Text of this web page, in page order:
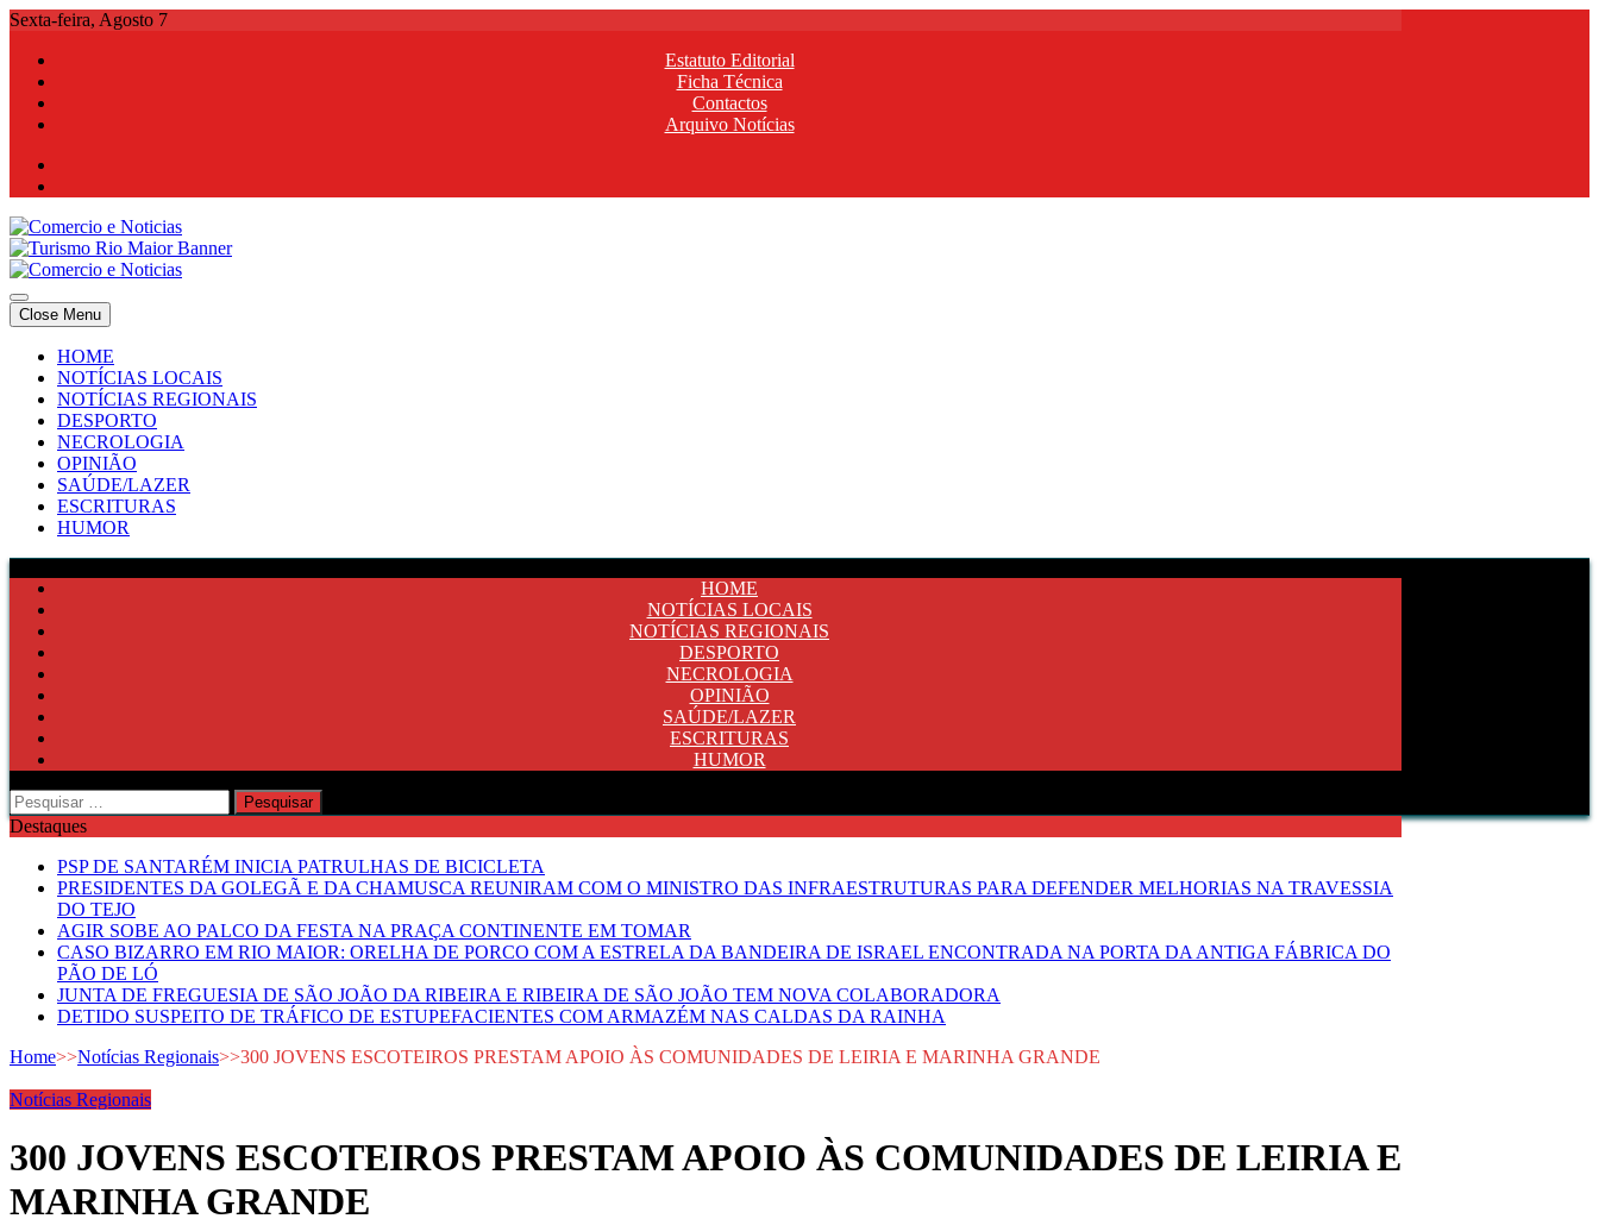
Skip
content
Sexta-feira, Agosto 7
Estatuto Editorial
Ficha Técnica
Contactos
Arquivo Notícias
Comercio e Noticias
Notícias e Publicidade Online
Comercio e Noticias
Notícias e Publicidade Online
Close Menu
HOME
NOTÍCIAS LOCAIS
NOTÍCIAS REGIONAIS
DESPORTO
NECROLOGIA
OPINIÃO
SAÚDE/LAZER
ESCRITURAS
HUMOR
HOME
NOTÍCIAS LOCAIS
NOTÍCIAS REGIONAIS
DESPORTO
NECROLOGIA
OPINIÃO
SAÚDE/LAZER
ESCRITURAS
HUMOR
Pesquisar
por:
Destaques
PSP DE SANTARÉM INICIA PATRULHAS DE BICICLETA
PRESIDENTES DA GOLEGÃ E DA CHAMUSCA REUNIRAM COM O MINISTRO DAS INFRAESTRUTURAS PARA DEFENDER MELHORIAS NA TRAVESSIA
DO TEJO
AGIR SOBE AO PALCO DA FESTA NA PRAÇA CONTINENTE EM TOMAR
CASO BIZARRO EM RIO MAIOR: ORELHA DE PORCO COM A ESTRELA DA BANDEIRA DE ISRAEL ENCONTRADA NA PORTA DA ANTIGA FÁBRICA DO
PÃO DE LÓ
JUNTA DE FREGUESIA DE SÃO JOÃO DA RIBEIRA E RIBEIRA DE SÃO JOÃO TEM NOVA COLABORADORA
DETIDO SUSPEITO DE TRÁFICO DE ESTUPEFACIENTES COM ARMAZÉM NAS CALDAS DA RAINHA
Home>>Notícias Regionais>>300 JOVENS ESCOTEIROS PRESTAM APOIO ÀS COMUNIDADES DE LEIRIA E MARINHA GRANDE
Notícias Regionais
300 JOVENS ESCOTEIROS PRESTAM APOIO ÀS COMUNIDADES DE LEIRIA E
MARINHA GRANDE